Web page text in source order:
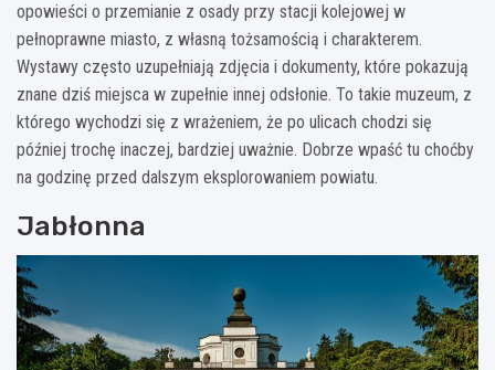
opowieści o przemianie z osady przy stacji kolejowej w
pełnoprawne miasto, z własną tożsamością i charakterem.
Wystawy często uzupełniają zdjęcia i dokumenty, które pokazują
znane dziś miejsca w zupełnie innej odsłonie. To takie muzeum, z
którego wychodzi się z wrażeniem, że po ulicach chodzi się
później trochę inaczej, bardziej uważnie. Dobrze wpaść tu choćby
na godzinę przed dalszym eksplorowaniem powiatu.
Jabłonna